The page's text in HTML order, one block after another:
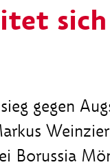
gegen
Borussia